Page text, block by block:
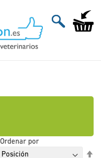
Mi
Ordenar por